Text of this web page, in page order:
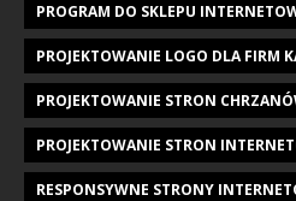
PROGRAM DO SKLEPU
PROJEKTOWANIE LOGO DLA FIRM
PROJEKTOWANIE STRON
PROJEKTOWANIE STRON
RESPONSYWNE STRONY